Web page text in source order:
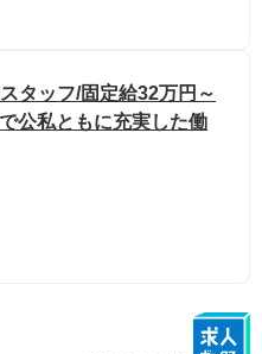
タッフ/固定給32万円～
公私ともに充実した働